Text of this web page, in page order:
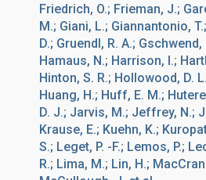
Friedrich, O.; Frieman, J.;
M.; Giani, L.; Giannantonio,
D.; Gruendl, R. A.;
Hamaus, N.; Harrison, I.;
Hinton, S. R.; Hollowood, D.
Huang, H.; Huff, E. M.;
D. J.; Jarvis, M.; Jeffrey, N.;
Krause, E.; Kuehn, K.;
S.; Leget, P. -F.; Lemos, P.;
R.; Lima, M.; Lin, H.;